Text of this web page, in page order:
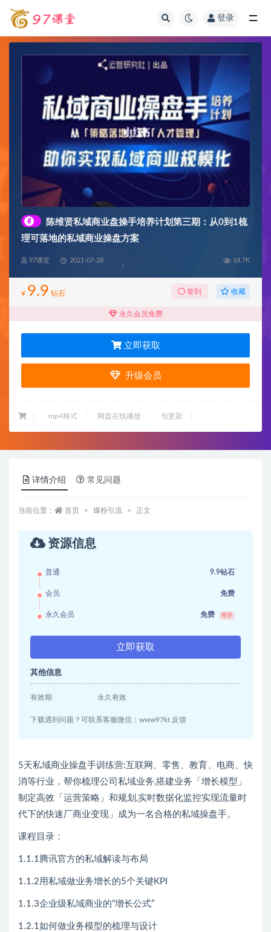
登录
#
陈维贤私域商业盘操手培养计划第三期：从0到1梳
理可落地的私域商业操盘方案
97课堂 2021-07-28 14.7K
¥ 9.9 钻石 签到 收藏
永久会员免费
立即获取
升级会员
： mp4格式 网盘在线播放 包更新
详情介绍 常见问题
当前位置： 首页 爆粉引流 正文
资源信息
普通 9.9钻石
会员 免费
永久会员 免费 推荐
立即获取
其他信息
有效期 永久有效
下载遇到问题？可联系客服微信：www97kt 反馈
5天私域商业操盘手训练营:互联网、零售、教育、电商、快
消等行业，帮你梳理公司私域业务,搭建业务「增长模型」
制定高效「运营策略」和规划,实时数据化监控实现流量时
代下的快速厂商业变现」成为一名合格的私域操盘手。
课程目录：
1.1.1腾讯官方的私域解读与布局
1.1.2用私域做业务增长的5个关键KPI
1.1.3企业级私域商业的“增长公式”
1.2.1如何做业务模型的梳理与设计